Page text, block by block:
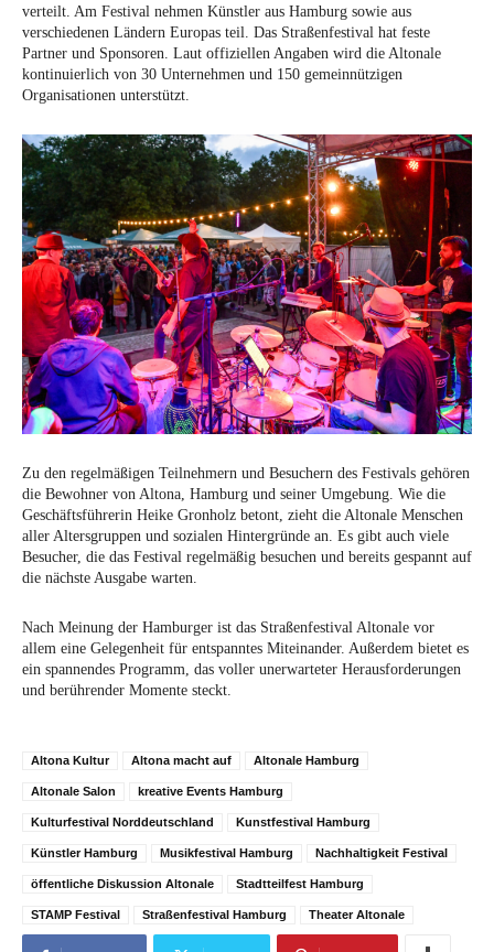
verteilt. Am Festival nehmen Künstler aus Hamburg sowie aus
verschiedenen Ländern Europas teil. Das Straßenfestival hat feste
Partner und Sponsoren. Laut offiziellen Angaben wird die Altonale
kontinuierlich von 30 Unternehmen und 150 gemeinnützigen
Organisationen unterstützt.
Zu den regelmäßigen Teilnehmern und Besuchern des Festivals gehören
die Bewohner von Altona, Hamburg und seiner Umgebung. Wie die
Geschäftsführerin Heike Gronholz betont, zieht die Altonale Menschen
aller Altersgruppen und sozialen Hintergründe an. Es gibt auch viele
Besucher, die das Festival regelmäßig besuchen und bereits gespannt auf
die nächste Ausgabe warten.
Nach Meinung der Hamburger ist das Straßenfestival Altonale vor
allem eine Gelegenheit für entspanntes Miteinander. Außerdem bietet es
ein spannendes Programm, das voller unerwarteter Herausforderungen
und berührender Momente steckt.
Altona Kultur Altona macht auf Altonale Hamburg
Altonale Salon kreative Events Hamburg
Kulturfestival Norddeutschland Kunstfestival Hamburg
Künstler Hamburg Musikfestival Hamburg Nachhaltigkeit Festival
öffentliche Diskussion Altonale Stadtteilfest Hamburg
STAMP Festival Straßenfestival Hamburg Theater Altonale